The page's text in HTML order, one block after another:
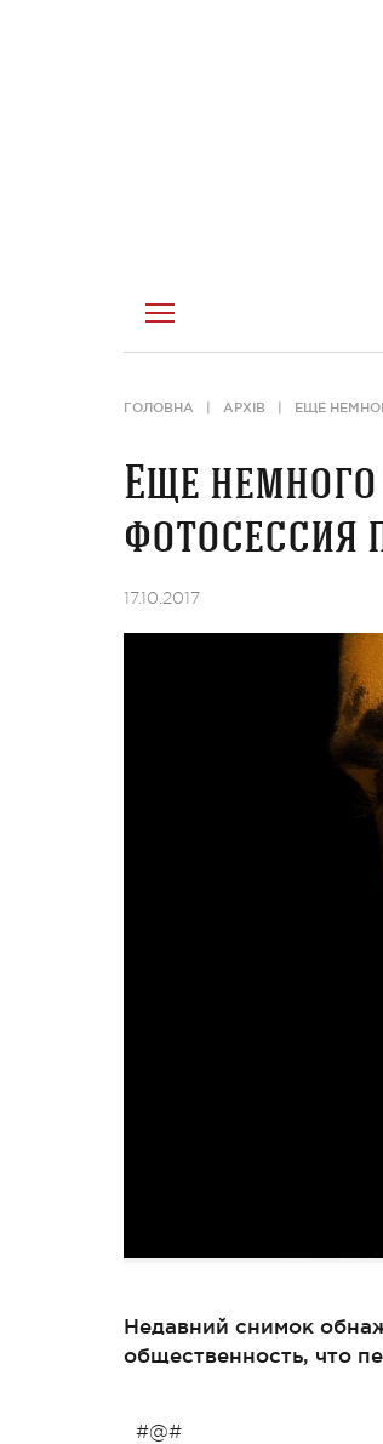
ГОЛОВНА АРХІВ ЕЩЕ
Еще
фотосессия
17.10.2017
Недавний снимок
общественность, что
#@#